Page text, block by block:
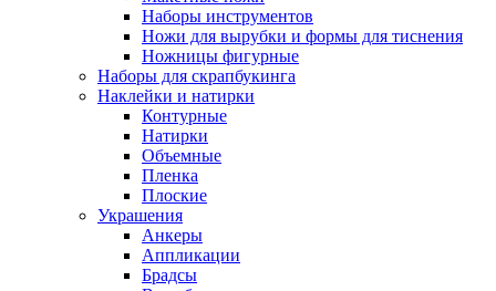
Наборы инструментов
Ножи для вырубки и формы для тиснения
Ножницы фигурные
Наборы для скрапбукинга
Наклейки и натирки
Контурные
Натирки
Объемные
Пленка
Плоские
Украшения
Анкеры
Аппликации
Брадсы